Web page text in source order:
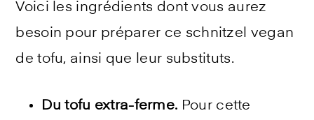
Voici les ingrédients dont vous aurez
besoin pour préparer ce schnitzel vegan
de tofu, ainsi que leur substituts.
Du tofu extra-ferme. Pour cette